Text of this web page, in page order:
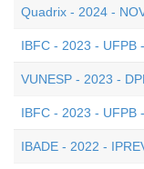
Quadrix - 2024 -
IBFC - 2023 - UFPB
VUNESP - 2023 -
IBFC - 2023 - UFPB
IBADE - 2022 -